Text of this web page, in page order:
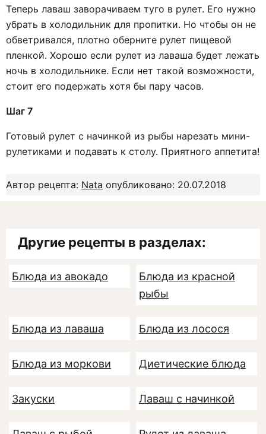
Теперь лаваш заворачиваем туго в рулет. Его нужно
убрать в холодильник для пропитки. Но чтобы он не
обветривался, плотно оберните рулет пищевой
пленкой. Хорошо если рулет из лаваша будет лежать
ночь в холодильнике. Если нет такой возможности,
стоит его подержать хотя бы пару часов.
Шаг 7
Готовый рулет с начинкой из рыбы нарезать мини-
рулетиками и подавать к столу. Приятного аппетита!
Автор рецепта: Nata опубликовано: 20.07.2018
Другие рецепты в разделах:
Блюда из авокадо
Блюда из красной
рыбы
Блюда из лаваша Блюда из лосося
Блюда из моркови Диетические блюда
Закуски Лаваш с начинкой